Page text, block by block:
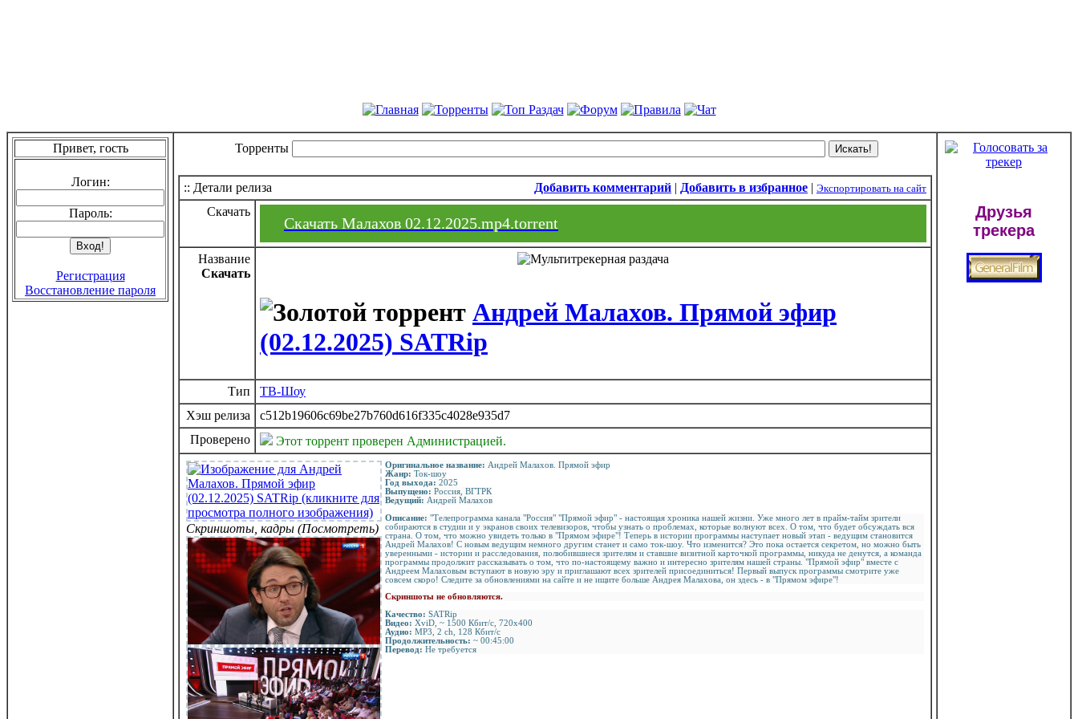
Привет, гость
Логин:
Пароль:
Регистрация
Восстановление пароля
Торренты
:: Детали релиза Добавить комментарий | Добавить в избранное | Экспортировать на сайт
Скачать
Скачать Малахов 02.12.2025.mp4.torrent
Название
Скачать
Андрей Малахов. Прямой эфир
(02.12.2025) SATRip
Тип
ТВ-Шоу
Хэш релиза
c512b19606c69be27b760d616f335c4028e935d7
Проверено
Этот торрент проверен Администрацией.
Скриншоты, кадры (Посмотреть)
Оригинальное название: Андрей Малахов. Прямой эфир
Жанр: Ток-шоу
Год выхода: 2025
Выпущено: Россия, ВГТРК
Ведущий: Андрей Малахов
Описание: "Телепрограмма канала "Россия" "Прямой эфир" - настоящая хроника нашей жизни. Уже много лет в прайм-тайм зрители
собираются в студии и у экранов своих телевизоров, чтобы узнать о проблемах, которые волнуют всех. О том, что будет обсуждать вся
страна. О том, что можно увидеть только в "Прямом эфире"! Теперь в истории программы наступает новый этап - ведущим становится
Андрей Малахов! С новым ведущим немного другим станет и само ток-шоу. Что изменится? Это пока остается секретом, но можно быть
уверенными - истории и расследования, полюбившиеся зрителям и ставшие визитной карточкой программы, никуда не денутся, а команда
программы продолжит рассказывать о том, что по-настоящему важно и интересно зрителям нашей страны. "Прямой эфир" вместе с
Андреем Малаховым вступают в новую эру и приглашают всех зрителей присоединиться! Первый выпуск программы смотрите уже
совсем скоро! Следите за обновлениями на сайте и не ищите больше Андрея Малахова, он здесь - в "Прямом эфире"!
Скриншоты не обновляются.
Качество: SATRip
Видео: XviD, ~ 1500 Кбит/с, 720x400
Аудио: МР3, 2 ch, 128 Кбит/с
Продолжительность: ~ 00:45:00
Перевод: Не требуется
Друзья
трекера